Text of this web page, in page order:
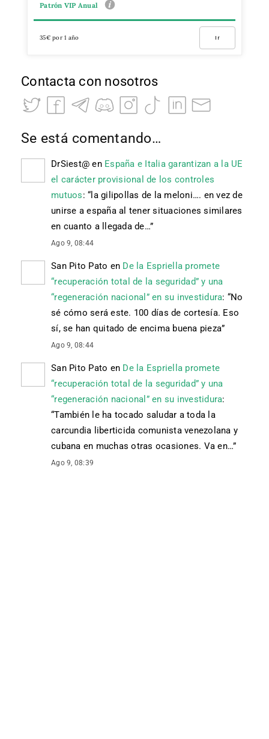
Patrón VIP Anual
35€ por 1 año Ir
Contacta con nosotros
Se está comentando…
DrSiest@ en España e Italia garantizan a la UE
el carácter provisional de los controles
mutuos: “ la gilipollas de la meloni…. en vez de
unirse a españa al tener situaciones similares
en cuanto a llegada de…”
Ago 9, 08:44
San Pito Pato en De la Espriella promete
“recuperación total de la seguridad” y una
“regeneración nacional” en su investidura: “No
sé cómo será este. 100 días de cortesía. Eso
sí, se han quitado de encima buena pieza”
Ago 9, 08:44
San Pito Pato en De la Espriella promete
“recuperación total de la seguridad” y una
“regeneración nacional” en su investidura:
“También le ha tocado saludar a toda la
carcundia liberticida comunista venezolana y
cubana en muchas otras ocasiones. Va en…”
Ago 9, 08:39